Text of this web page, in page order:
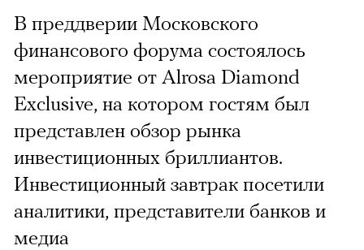
В преддверии Московского
финансового форума состоялось
мероприятие от Alrosa Diamond
Exclusive, на котором гостям был
представлен обзор рынка
инвестиционных бриллиантов.
Инвестиционный завтрак посетили
аналитики, представители банков и
медиа